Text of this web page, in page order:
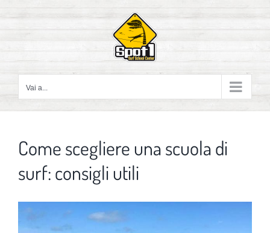
contenuto
Vai a...
Come scegliere una scuola di
surf: consigli utili
Ingrandisci
immagine